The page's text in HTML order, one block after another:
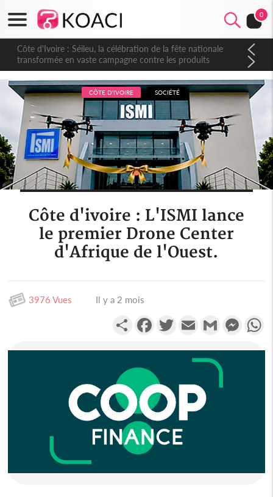
0
Côte d'Ivoire : Séileu, la célébration de la fête nationale
transformée en vaste campagne contre les produits
dépigmentants dangereux
CÔTE D'IVOIRE SOCIÉTÉ
Côte d'ivoire : L'ISMI lance
le premier Drone Center
d'Afrique de l'Ouest.
3976 Vues Il y a 2 mois
PartagerFacebookTwitterEmail Gmail